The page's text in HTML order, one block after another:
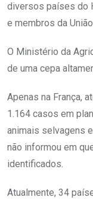
diversos países do
e membros da
O Ministério da
de uma cepa
Apenas na França,
1.164 casos em
animais selvagens
não informou em
identificados.
Atualmente, 34